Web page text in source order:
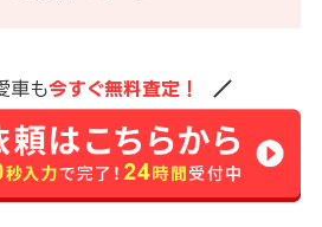
車も今すぐ無料査定！